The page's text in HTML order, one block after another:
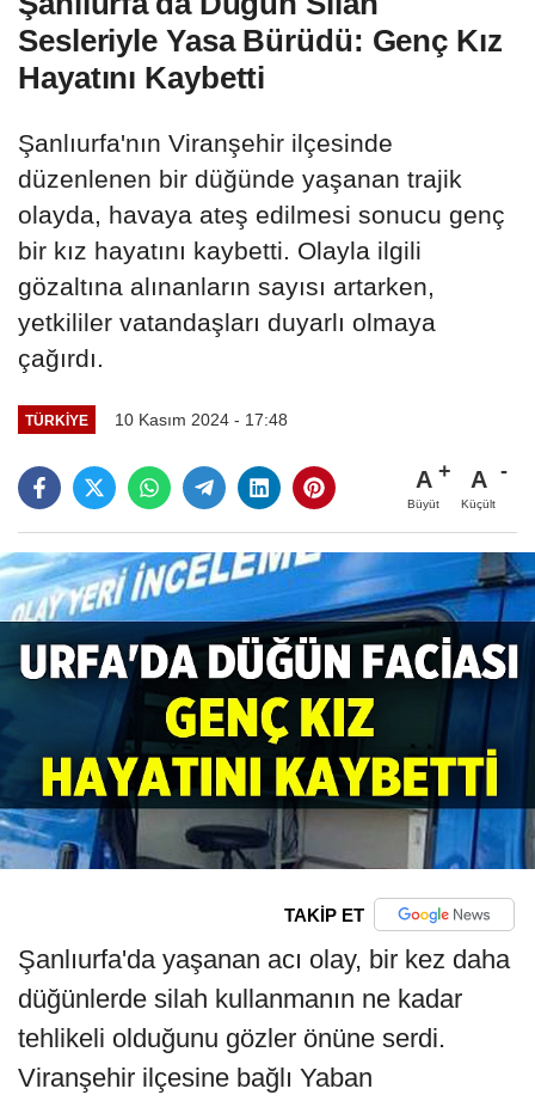
Sesleriyle Yasa Bürüdü: Genç Kız
Hayatını Kaybetti
Şanlıurfa'nın Viranşehir ilçesinde
düzenlenen bir düğünde yaşanan trajik
olayda, havaya ateş edilmesi sonucu genç
bir kız hayatını kaybetti. Olayla ilgili
gözaltına alınanların sayısı artarken,
yetkililer vatandaşları duyarlı olmaya
çağırdı.
TÜRKIYE 10 Kasım 2024 - 17:48
A
Büyüt
A
Küçült
TAKİP ET
Şanlıurfa'da yaşanan acı olay, bir kez daha
düğünlerde silah kullanmanın ne kadar
tehlikeli olduğunu gözler önüne serdi.
Viranşehir ilçesine bağlı Yaban